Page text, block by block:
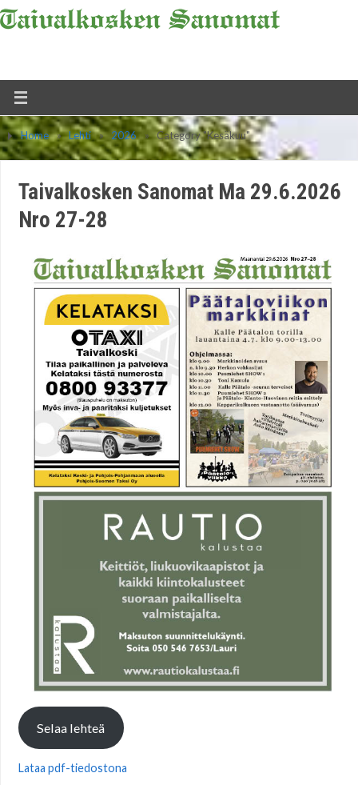
Home » Lehti » 2026 » Category "Kesäkuu"
Taivalkosken Sanomat Ma 29.6.2026
Nro 27-28
Selaa lehteä
Lataa pdf-tiedostona